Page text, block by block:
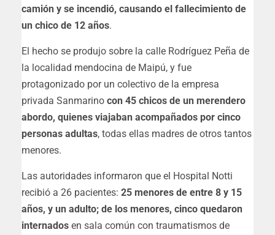
camión y se incendió, causando el fallecimiento de
un chico de 12 años.
El hecho se produjo sobre la calle Rodríguez Peña de
la localidad mendocina de Maipú, y fue
protagonizado por un colectivo de la empresa
privada Sanmarino con 45 chicos de un merendero
abordo, quienes viajaban acompañados por cinco
personas adultas, todas ellas madres de otros tantos
menores.
Las autoridades informaron que el Hospital Notti
recibió a 26 pacientes: 25 menores de entre 8 y 15
años, y un adulto; de los menores, cinco quedaron
internados en sala común con traumatismos de